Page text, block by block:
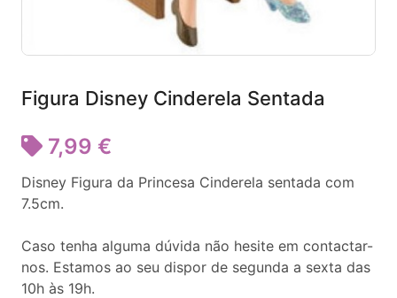
Figura Disney Cinderela Sentada
7,99 €
Disney Figura da Princesa Cinderela sentada com
7.5cm.
Caso tenha alguma dúvida não hesite em contactar-
nos. Estamos ao seu dispor de segunda a sexta das
10h às 19h.